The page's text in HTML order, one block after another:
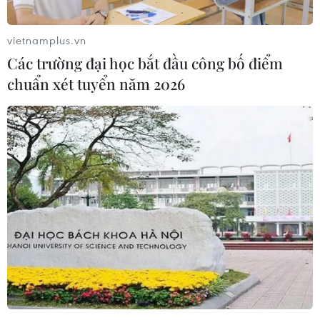
Nghiên cứu tổ chức các tuyến xe buýt kết
nối với Sân bay Long Thành
02/06/2026 07:09
Cảng Hàng không quốc tế Long Thành nghiên cứu, rà
soát tổng thể phương án tổ chức các tuyến xe buýt kết
nối với từ các thành phố và Sân bay Tân Sơn Nhất đến
Sân bay Long Thành.
vietnamplus.vn
Các trường đại học bắt đầu công bố điểm
chuẩn xét tuyển năm 2026